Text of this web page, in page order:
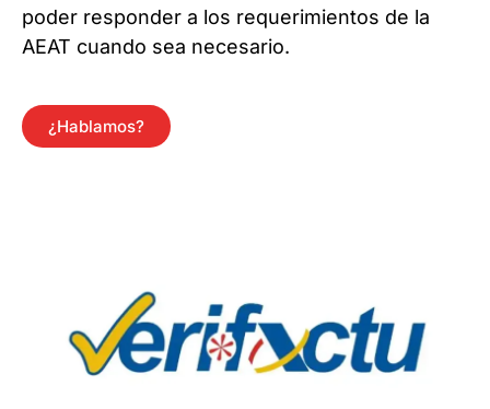
poder responder a los requerimientos de la
AEAT cuando sea necesario.
¿Hablamos?